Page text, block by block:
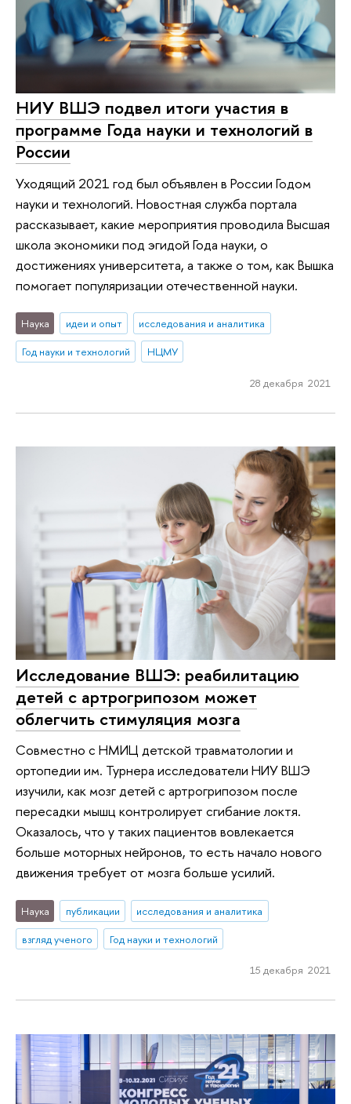
НИУ ВШЭ подвел итоги участия в
программе Года науки и технологий в
России
Уходящий 2021 год был объявлен в России Годом
науки и технологий. Новостная служба портала
рассказывает, какие мероприятия проводила Высшая
школа экономики под эгидой Года науки, о
достижениях университета, а также о том, как Вышка
помогает популяризации отечественной науки.
Наука идеи и опыт
исследования и аналитика
Год науки и технологий
НЦМУ
28 декабря 2021
Исследование ВШЭ: реабилитацию
детей с артрогрипозом может
облегчить стимуляция мозга
Совместно с НМИЦ детской травматологии и
ортопедии им. Турнера исследователи НИУ ВШЭ
изучили, как мозг детей с артрогрипозом после
пересадки мышц контролирует сгибание локтя.
Оказалось, что у таких пациентов вовлекается
больше моторных нейронов, то есть начало нового
движения требует от мозга больше усилий.
Наука публикации
исследования и аналитика
взгляд ученого
Год науки и технологий
15 декабря 2021